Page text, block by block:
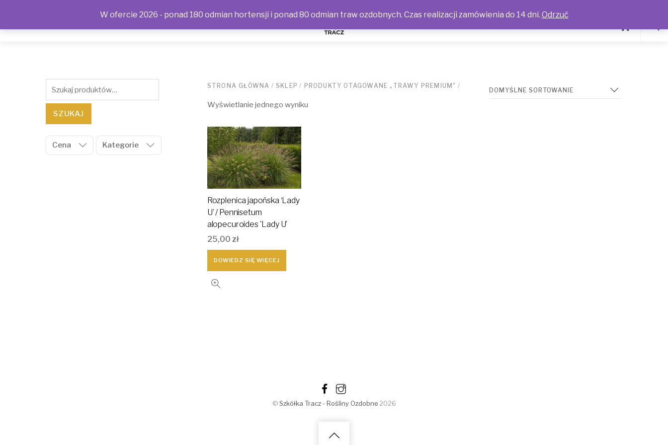
STRONA GŁÓWNA /SKLEP / PRODUKTY OTAGOWANE „TRAWY PREMIUM” /
Wyświetlanie jednego wyniku
Rozplenica japońska ‘Lady
U’ / Pennisetum
alopecuroides 'Lady U’
25,00 zł
DOWIEDZ SIĘ WIĘCEJ
Szukaj:
SZUKAJ
Cena Kategorie
© Szkółka Tracz - Rośliny Ozdobne2026
W ofercie 2026 - ponad 180 odmian hortensji i ponad 80 odmian traw ozdobnych. Czas realizacji zamówienia do 14 dni. Odrzuć